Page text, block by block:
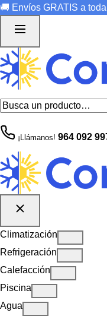
🚚 Envíos GRATIS a
¡Llámanos! 964 092
Climatización
Refrigeración
Calefacción
Piscina
Agua